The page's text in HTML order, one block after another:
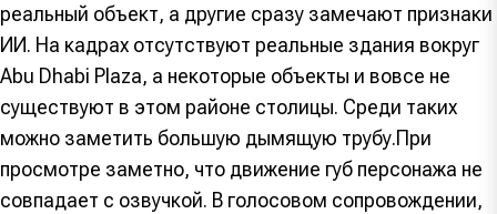
реальный объект, а другие сразу замечают признаки
ИИ. На кадрах отсутствуют реальные здания вокруг
Abu Dhabi Plaza, а некоторые объекты и вовсе не
существуют в этом районе столицы. Среди таких
можно заметить большую дымящую трубу.При
просмотре заметно, что движение губ персонажа не
совпадает с озвучкой. В голосовом сопровождении,